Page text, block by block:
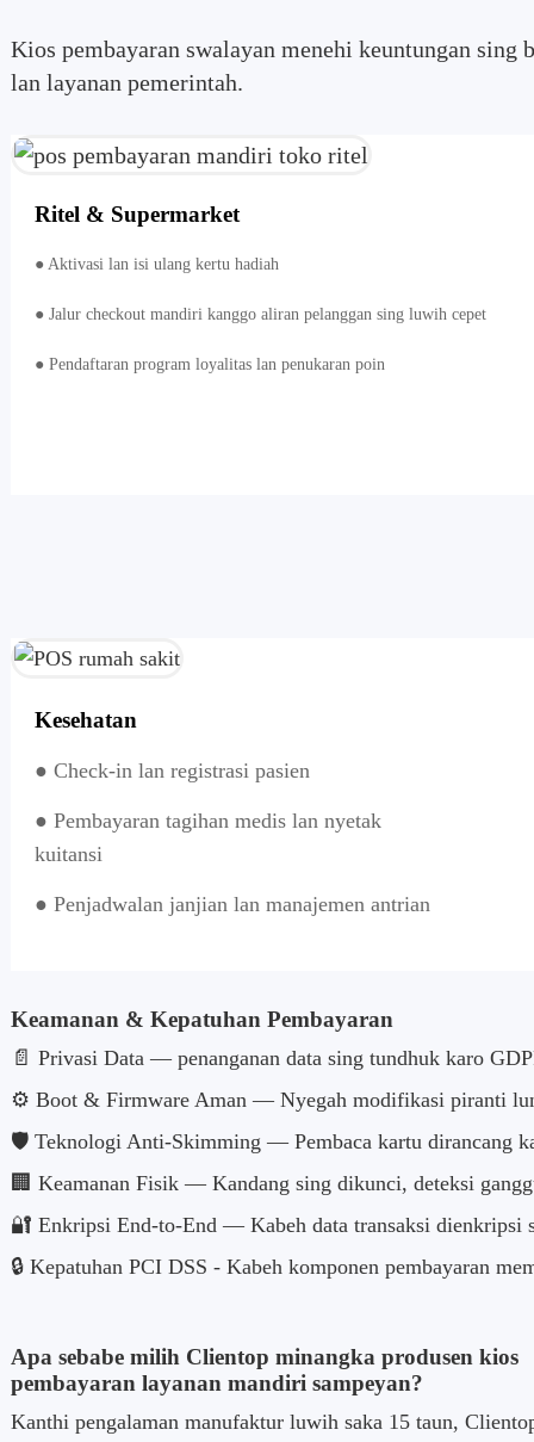
Kios pembayaran swalayan menehi keuntungan
lan layanan pemerintah.
Ritel & Supermarket
● Aktivasi lan isi ulang kertu hadiah
● Jalur checkout mandiri kanggo aliran pelanggan sing luwih cepet
● Pendaftaran program loyalitas lan penukaran poin
Kesehatan
● Check-in lan registrasi pasien
● Pembayaran tagihan medis lan nyetak
kuitansi
● Penjadwalan janjian lan manajemen antrian
Keamanan & Kepatuhan Pembayaran
📄 Privasi Data — penanganan data sing tundhuk karo
⚙️ Boot & Firmware Aman — Nyegah modifikasi piranti
🛡️ Teknologi Anti-Skimming — Pembaca kartu dirancang
🏢 Keamanan Fisik — Kandang sing dikunci, deteksi
🔐 Enkripsi End-to-End — Kabeh data transaksi dienkripsi
🔒 Kepatuhan PCI DSS - Kabeh komponen pembayaran
Apa sebabe milih Clientop minangka produsen kios
pembayaran layanan mandiri sampeyan?
Kanthi pengalaman manufaktur luwih saka 15 taun,